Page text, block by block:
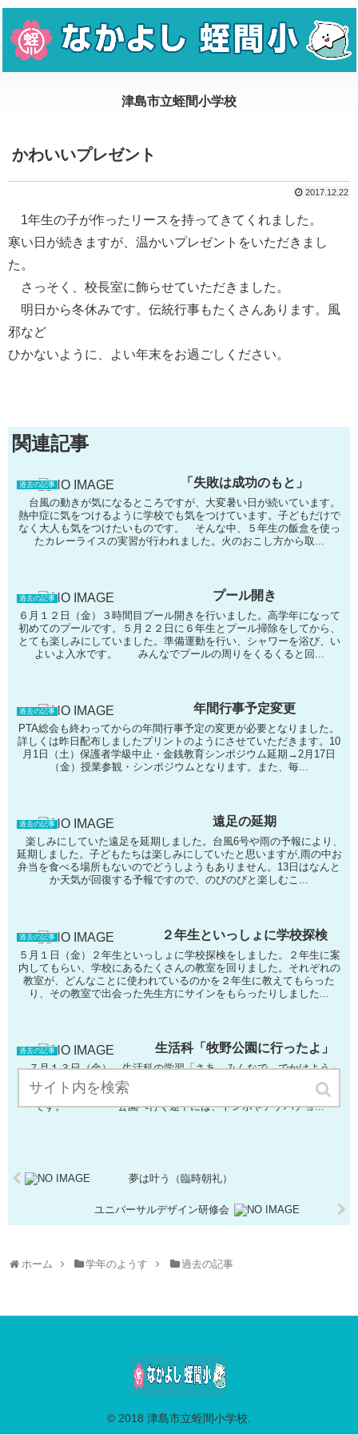
かわいいプレゼント
2017.12.22
1年生の子が作ったリースを持ってきてくれました。
寒い日が続きますが、温かいプレゼントをいただきまし
た。
さっそく、校長室に飾らせていただきました。
明日から冬休みです。伝統行事もたくさんあります。風
邪など
ひかないように、よい年末をお過ごしください。
関連記事
過去の記事 「失敗は成功のもと」
台風の動きが気になるところですが、大変暑い日が続いています。
熱中症に気をつけるように学校でも気をつけています。子どもだけで
なく大人も気をつけたいものです。 そんな中、５年生の飯盒を使っ
たカレーライスの実習が行われました。火のおこし方から取...
過去の記事 プール開き
６月１２日（金）３時間目プール開きを行いました。高学年になって
初めてのプールです。５月２２日に６年生とプール掃除をしてから、
とても楽しみにしていました。準備運動を行い、シャワーを浴び、い
よいよ入水です。 みんなでプールの周りをくるくると回...
過去の記事 年間行事予定変更
PTA総会も終わってからの年間行事予定の変更が必要となりました。
詳しくは昨日配布しましたプリントのようにさせていただきます。10
月1日（土）保護者学級中止・金銭教育シンポジウム延期→2月17日
（金）授業参観・シンポジウムとなります。また、毎...
過去の記事 遠足の延期
楽しみにしていた遠足を延期しました。台風6号や雨の予報により、
延期しました。子どもたちは楽しみにしていたと思いますが,雨の中お
弁当を食べる場所もないのでどうしようもありません。13日はなんと
か天気が回復する予報ですので、のびのびと楽しむこ...
過去の記事 ２年生といっしょに学校探検
５月１日（金）２年生といっしょに学校探検をしました。２年生に案
内してもらい、学校にあるたくさんの教室を回りました。それぞれの
教室が、どんなことに使われているのかを２年生に教えてもらった
り、その教室で出会った先生方にサインをもらったりしました...
過去の記事 生活科「牧野公園に行ったよ」
７月１３日（金）、生活科の学習「さあ みんなで でかけよう」
で牧野公園に行きました。 学習のめあては、安全に気を付けて、遊
び場へ出かけて行き、みんなで遊びながら、人や自然とふれあうこと
です。 公園へ行く途中には、トンボやアゲハチョ...
夢は叶う（臨時朝礼）
ユニバーサルデザイン研修会
ホーム 学年のようす 過去の記事
© 2018 津島市立蛭間小学校.